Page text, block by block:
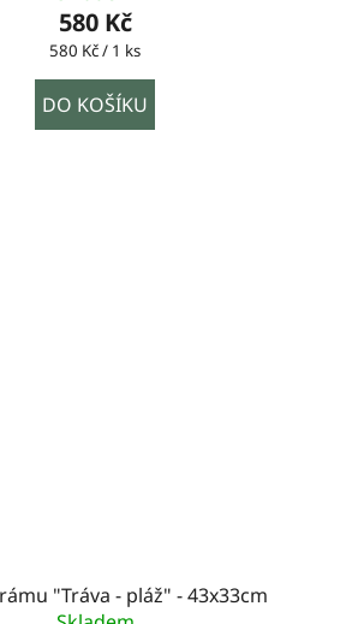
580 Kč
Měrná
580 Kč / 1 ks
DO KOŠÍKU
"Tráva - pláž" - 43x33cm